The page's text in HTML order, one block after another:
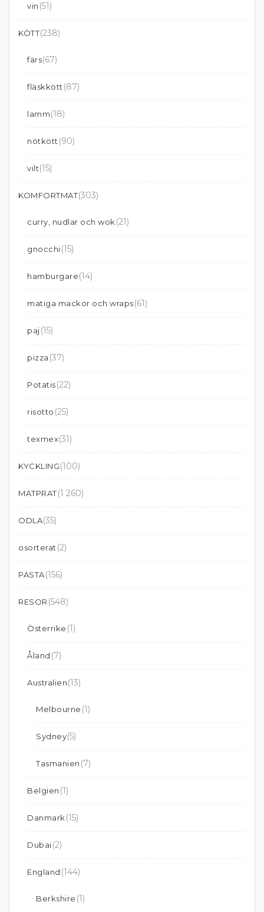
vin (51)
KÖTT(238)
färs(67)
fläskkött (87)
lamm(18)
nötkött (90)
vilt(15)
KOMFORTMAT(303)
curry, nudlar och wok (21)
gnocchi(15)
hamburgare(14)
matiga mackor och wraps(61)
paj(15)
pizza (37)
Potatis(22)
risotto (25)
texmex(31)
KYCKLING(100)
MATPRAT(1 260)
ODLA(35)
osorterat (2)
PASTA(156)
RESOR (548)
Österrike (1)
Åland (7)
Australien(13)
Melbourne (1)
Sydney(5)
Tasmanien (7)
Belgien (1)
Danmark (15)
Dubai(2)
England (144)
Berkshire (1)